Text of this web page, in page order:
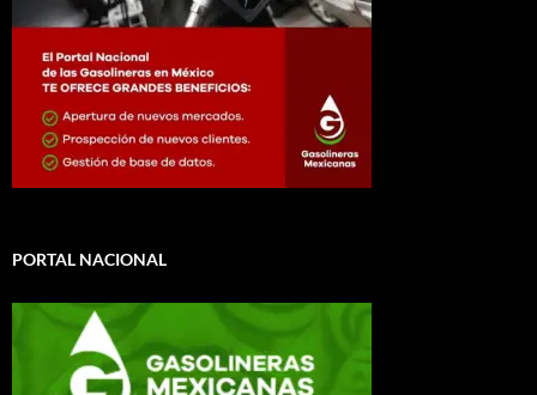
PORTAL NACIONAL